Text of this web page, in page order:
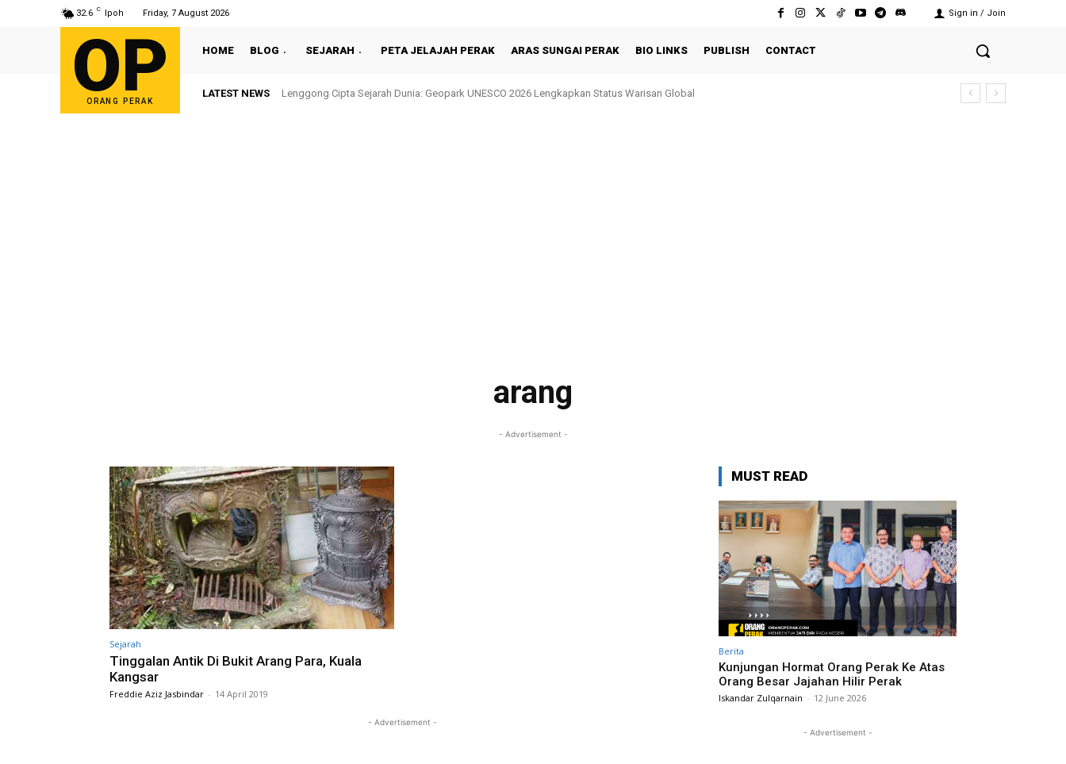
32.6 C Ipoh Friday, 7 August 2026 Sign in / Join
OP
ORANG PERAK
HOME BLOG SEJARAH PETA JELAJAH PERAK ARAS SUNGAI PERAK BIO LINKS PUBLISH CONTACT
LATEST NEWS Lenggong Cipta Sejarah Dunia: Geopark UNESCO 2026 Lengkapkan Status Warisan Global
arang
- Advertisement -
Sejarah
Tinggalan Antik Di Bukit Arang Para, Kuala
Kangsar
Freddie Aziz Jasbindar - 14 April 2019
- Advertisement -
MUST READ
Berita
Kunjungan Hormat Orang Perak Ke Atas
Orang Besar Jajahan Hilir Perak
Iskandar Zulqarnain - 12 June 2026
- Advertisement -